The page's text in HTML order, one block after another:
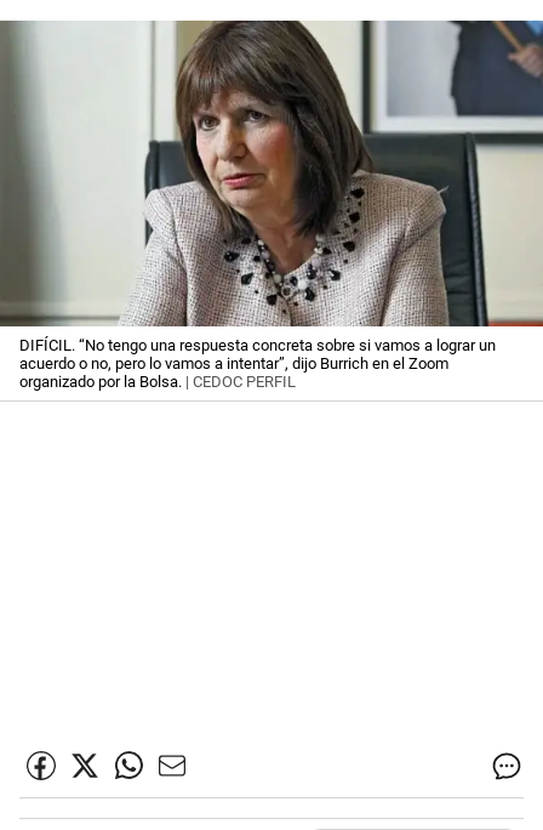
DIFÍCIL. “No tengo una respuesta concreta sobre si vamos a lograr un
acuerdo o no, pero lo vamos a intentar”, dijo Burrich en el Zoom
organizado por la Bolsa. | CEDOC PERFIL